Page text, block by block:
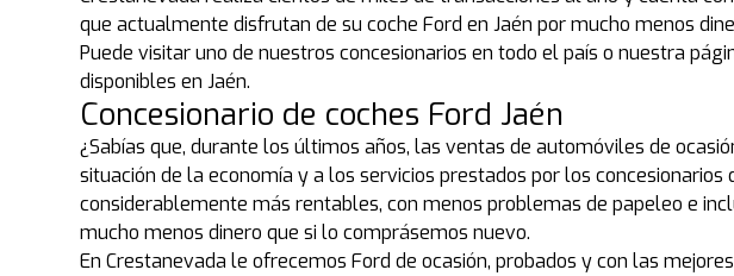
que actualmente disfrutan de su coche Ford en Jaén por mucho menos
Puede visitar uno de nuestros concesionarios en todo el país o nuestra
disponibles en Jaén.
Concesionario de coches Ford Jaén
¿Sabías que, durante los últimos años, las ventas de automóviles de
situación de la economía y a los servicios prestados por los
considerablemente más rentables, con menos problemas de papeleo e
mucho menos dinero que si lo comprásemos nuevo.
En Crestanevada le ofrecemos Ford de ocasión, probados y con las